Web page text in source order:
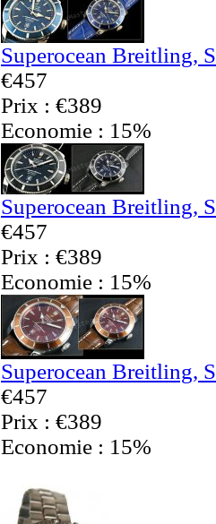
Superocean Breitling,
€457
Prix : €389
Economie : 15%
Superocean Breitling,
€457
Prix : €389
Economie : 15%
Superocean Breitling,
€457
Prix : €389
Economie : 15%